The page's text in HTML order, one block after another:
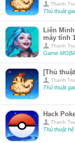
Thanh
Thủ thuật
Liên
máy tính
Thanh
Game
[Thủ
Thanh
Thủ thuật
Hack
Thanh
Thủ thuật